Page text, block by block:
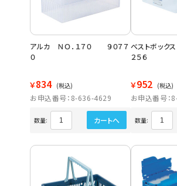
アルカ ＮＯ．１７０ ９０７７
０
￥834 (税込)
お申込番号：8-636-4629
数量: カートへ
べストボッ
２５６
￥952 (税込)
お申込番号
数量: